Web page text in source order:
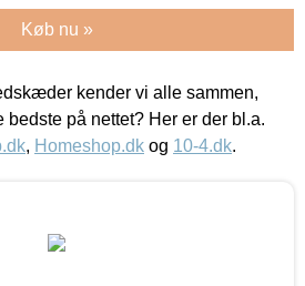
Køb nu »
kender vi alle sammen,
bedste på nettet? Her er der bl.a.
, Homeshop.dk og 10-4.dk.